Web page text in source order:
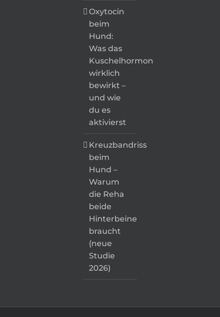
Oxytocin
beim
Hund:
Was das
Kuschelhormon
wirklich
bewirkt –
und wie
du es
aktivierst
Kreuzbandriss
beim
Hund –
Warum
die Reha
beide
Hinterbeine
braucht
(neue
Studie
2026)